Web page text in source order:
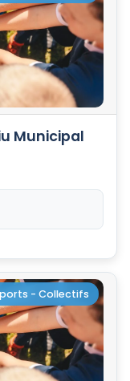
Municipal
- Collectifs